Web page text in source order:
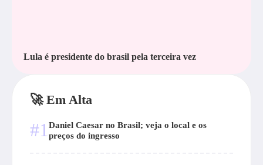
Lula é presidente do brasil pela terceira vez
🚀 Em Alta
#1 Daniel Caesar no Brasil; veja o local e os
preços do ingresso